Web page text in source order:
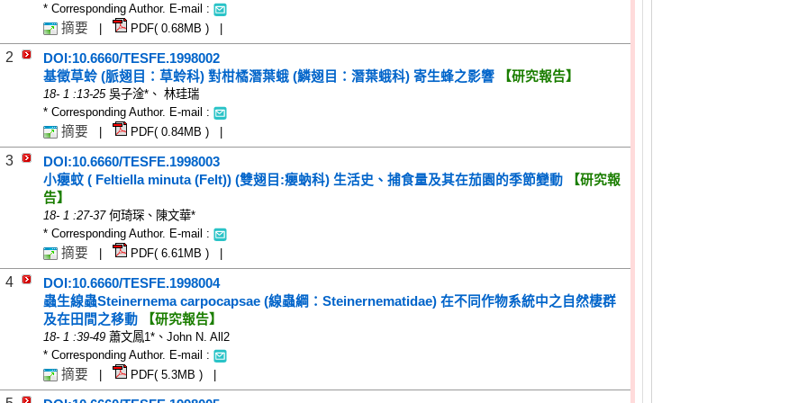
* Corresponding Author. E-mail :
摘要 PDF( 0.68MB ) |
2
DOI:10.6660/TESFE.1998002
基徵草蛉 (脈翅目：草蛉科) 對柑橘潛葉蛾 (鱗翅目：潛葉蛾科) 寄生蜂之影響
【研究報告】
18- 1 :13-25 吳子淦*、 林珪瑞
* Corresponding Author. E-mail :
摘要 PDF( 0.84MB ) |
3
DOI:10.6660/TESFE.1998003
小癭蚊 ( Feltiella minuta (Felt)) (雙翅目:癭蚋科) 生活史、捕食量及其在茄園的季節變動
【研究報
告】
18- 1 :27-37 何琦琛、陳文華*
* Corresponding Author. E-mail :
摘要 PDF( 6.61MB ) |
4
DOI:10.6660/TESFE.1998004
蟲生線蟲Steinernema carpocapsae (線蟲綱：Steinernematidae) 在不同作物系統中之自然棲群
及在田間之移動
【研究報告】
18- 1 :39-49 蕭文鳳1*、John N. All2
* Corresponding Author. E-mail :
摘要 PDF( 5.3MB ) |